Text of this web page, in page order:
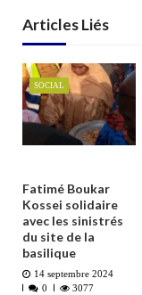
Articles Liés
SOCIAL
Fatimé Boukar
Kossei solidaire
avec les sinistrés
du site de la
basilique
14 septembre 2024
0
3077